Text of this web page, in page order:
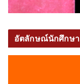
อัตลักษณ์นักศึกษา